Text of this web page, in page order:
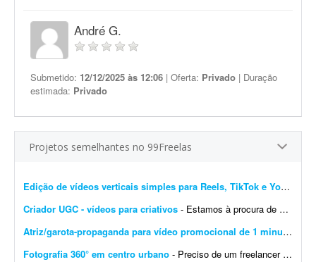
André G.
Submetido: 12/12/2025 às 12:06 | Oferta: Privado | Duração
estimada: Privado
Projetos semelhantes no 99Freelas
Edição de vídeos verticais simples para Reels, TikTok e YouTube Shorts
Criador UGC - vídeos para criativos - Estamos à procura de um(a) criador(a) UGC para gravar alguns vídeos que usaremos como criativos no lançamento da nossa nova plataforma para o ramo de venda de seguidores, curti...
Atriz/garota-propaganda para vídeo promocional de 1 minuto
Fotografia 360° em centro urbano - Preciso de um freelancer que possua uma câmera 360° para realizar uma captura fotográfica rápida em um centro urbano. Pode ser em qualquer cidade com grande tráfego....